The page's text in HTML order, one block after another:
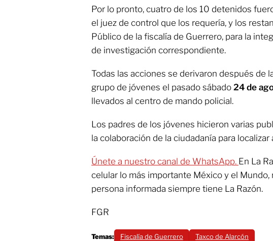
Por lo pronto, cuatro de los 10 detenidos
el juez de control que los requería, y los
Público de la fiscalía de Guerrero, para la
de investigación correspondiente.
Todas las acciones se derivaron después de
grupo de jóvenes el pasado sábado 24 de
llevados al centro de mando policial.
Los padres de los jóvenes hicieron varias
la colaboración de la ciudadanía para localizar
Únete a nuestro canal de WhatsApp. En La
celular lo más importante México y el Mundo,
persona informada siempre tiene La Razón.
FGR
Temas: Fiscalía de Guerrero Taxco de Alarcón